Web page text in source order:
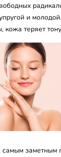
и
теряет
самым заметным